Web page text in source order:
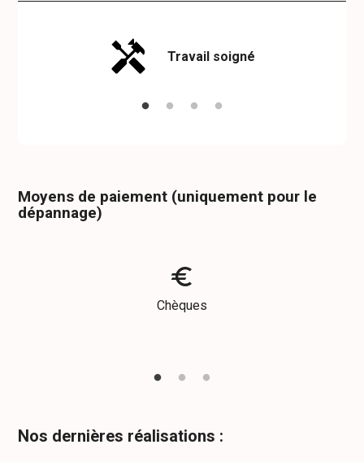
Travail soigné
Moyens de paiement (uniquement pour le
dépannage)
euro
Chèques
Nos dernières réalisations :